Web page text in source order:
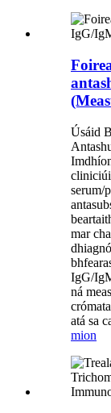
Úsáid
serum/
mar
IgG/
ná
atá sa
mion